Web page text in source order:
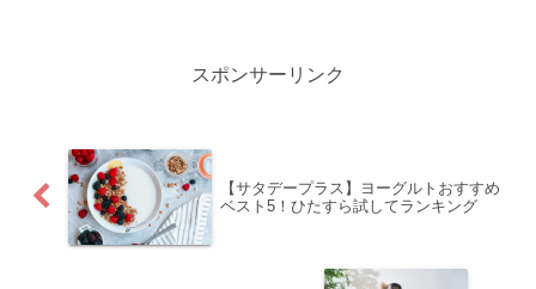
スポンサーリンク
【サタデープラス】ヨーグルトおすすめ
ベスト5！ひたすら試してランキング